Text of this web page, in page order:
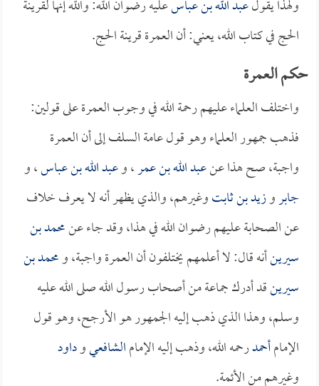
ولهذا يقولعبد الله بن عباسعليه رضوان الله: والله إنها لقرينة
الحج في كتاب الله، يعني: أن العمرة قرينة الحج.
حكم العمرة
واختلف العلماء عليهم رحمة الله في وجوب العمرة على قولين:
فذهب جمهور العلماء وهو قول عامة السلف إلى أن العمرة
واجبة، صح هذا عنعبد الله بن عمر، وعبد الله بن عباس، و
جابروزيد بن ثابتوغيرهم، والذي يظهر أنه لا يعرف خلاف
عن الصحابة عليهم رضوان الله في هذا، وقد جاء عنمحمد بن
سيرينأنه قال: لا أعلمهم يختلفون أن العمرة واجبة، ومحمد بن
سيرينقد أدرك جماعة من أصحاب رسول الله صلى الله عليه
وسلم، وهذا الذي ذهب إليه الجمهور هو الأرجح، وهو قول
الإمامأحمدرحمه الله، وذهب إليه الإمامالشافعيوداود
وغيرهم من الأئمة.